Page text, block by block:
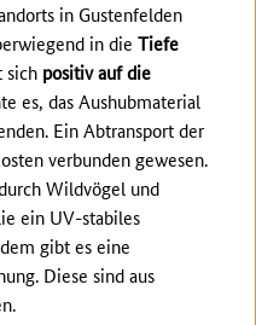
in Gustenfelden
in die Tiefe
sich positiv auf die
es, das Aushubmaterial
Ein Abtransport der
verbunden gewesen.
Wildvögel und
ein UV-stabiles
gibt es eine
Diese sind aus